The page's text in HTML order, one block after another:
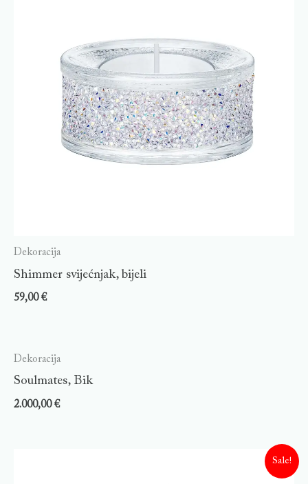
Dekoracija
Shimmer svijećnjak, bijeli
59,00€
Dekoracija
Soulmates, Bik
2.000,00€
Sale!